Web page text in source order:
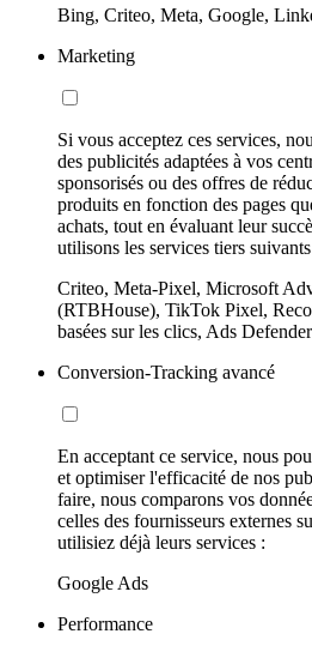
Bing, Criteo, Meta, Google,
Marketing
Si vous acceptez ces services,
des publicités adaptées à vos
sponsorisés ou des offres de
produits en fonction des pages
achats, tout en évaluant leur
utilisons les services tiers
Criteo, Meta-Pixel, Microsoft
(RTBHouse), TikTok Pixel,
basées sur les clics, Ads Defender
Conversion-Tracking avancé
En acceptant ce service, nous
et optimiser l'efficacité de nos
faire, nous comparons vos
celles des fournisseurs externes
utilisiez déjà leurs services :
Google Ads
Performance